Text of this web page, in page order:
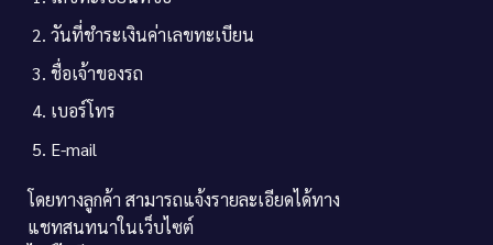
วันที่ชำระเงินค่าเลขทะเบียน
ชื่อเจ้าของรถ
เบอร์โทร
E-mail
โดยทางลูกค้า สามารถแจ้งรายละเอียดได้ทาง
แชทสนทนาในเว็บไซต์